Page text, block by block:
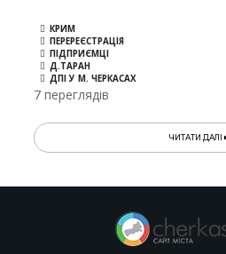
КРИМ
ПЕРЕРЕЄСТРАЦІЯ
ПІДПРИЄМЦІ
Д.ТАРАН
ДПІ У М. ЧЕРКАСАХ
7 переглядів
ЧИТАТИ ДАЛІ